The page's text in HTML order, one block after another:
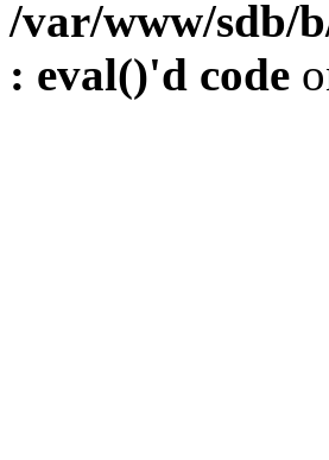
/var/www/sdb/
: eval()'d code